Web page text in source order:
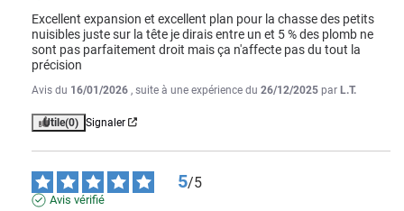
Excellent expansion et excellent plan pour la chasse des petits
nuisibles juste sur la tête je dirais entre un et 5 % des plomb ne
sont pas parfaitement droit mais ça n'affecte pas du tout la
précision
Avis du 16/01/2026 , suite à une expérience du 26/12/2025 par L.T.
Utile(0) Signaler
5/5
Avis vérifié